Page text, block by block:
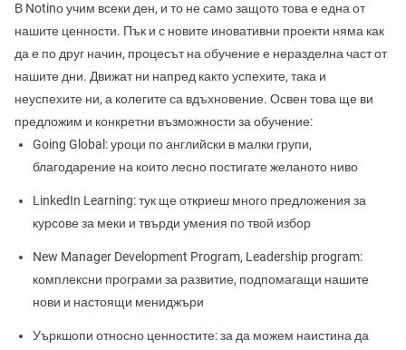
В Notinо учим всеки ден, и то не само защото това е една от
нашите ценности. Пък и с новите иновативни проекти няма как
да е по друг начин, процесът на обучение е неразделна част от
нашите дни. Движат ни напред както успехите, така и
неуспехите ни, а колегите са вдъхновение. Освен това ще ви
предложим и конкретни възможности за обучение:
Going Global: уроци по английски в малки групи,
благодарение на които лесно постигате желаното ниво
LinkedIn Learning: тук ще откриеш много предложения за
курсове за меки и твърди умения по твой избор
New Manager Development Program, Leadership program:
комплексни програми за развитие, подпомагащи нашите
нови и настоящи мениджъри
Уъркшопи относно ценностите: за да можем наистина да